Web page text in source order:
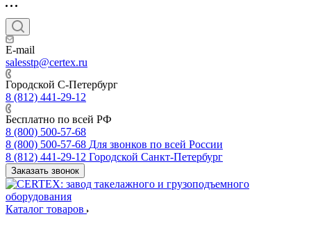
E-mail
salesstp@certex.ru
Городской С-Петербург
8 (812) 441-29-12
Бесплатно по всей РФ
8 (800) 500-57-68
8 (800) 500-57-68 Для звонков по всей России
8 (812) 441-29-12 Городской Санкт-Петербург
Заказать звонок
Каталог товаров